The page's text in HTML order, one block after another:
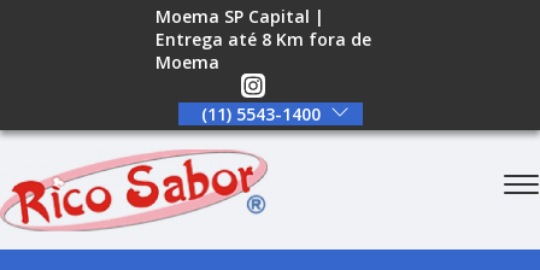
Moema SP Capital |
Entrega até 8 Km fora de
Moema
(11) 5543-1400